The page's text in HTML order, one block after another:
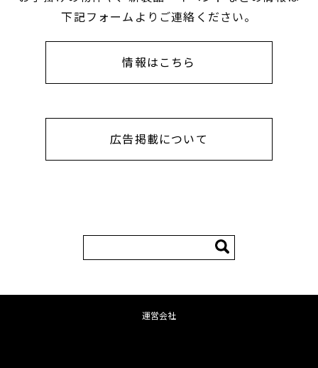
下記フォームよりご連絡ください。
情報はこちら
広告掲載について
索:
運営会社